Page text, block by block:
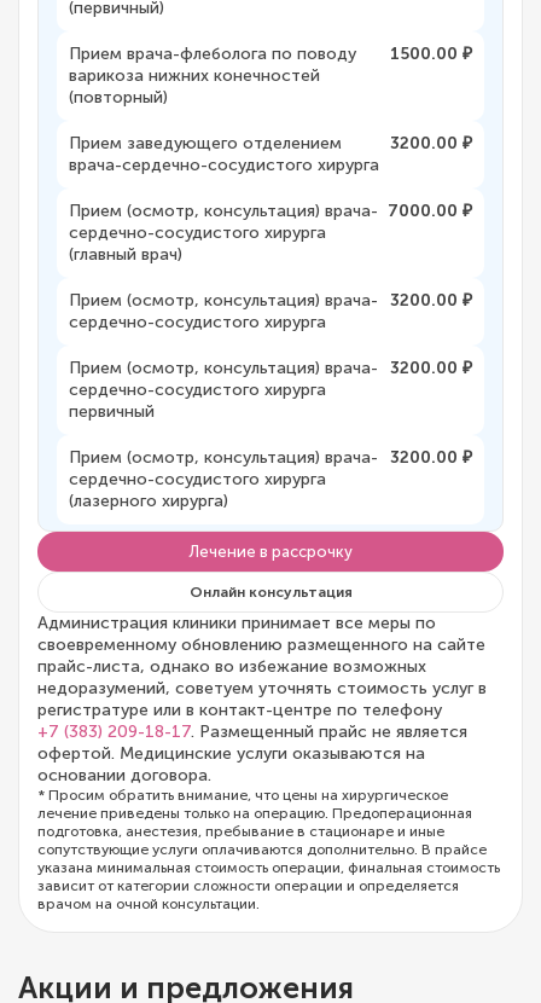
(первичный)
Прием врача-флеболога по поводу
варикоза нижних конечностей
(повторный)
1500.00 ₽
Прием заведующего отделением
врача-сердечно-сосудистого хирурга
3200.00 ₽
Прием (осмотр, консультация) врача-
сердечно-сосудистого хирурга
(главный врач)
7000.00 ₽
Прием (осмотр, консультация) врача-
сердечно-сосудистого хирурга
3200.00 ₽
Прием (осмотр, консультация) врача-
сердечно-сосудистого хирурга
первичный
3200.00 ₽
Прием (осмотр, консультация) врача-
сердечно-сосудистого хирурга
(лазерного хирурга)
3200.00 ₽
Лечение в рассрочку
Онлайн консультация
Администрация клиники принимает все меры по
своевременному обновлению размещенного на сайте
прайс-листа, однако во избежание возможных
недоразумений, советуем уточнять стоимость услуг в
регистратуре или в контакт-центре по телефону
+7 (383) 209-18-17. Размещенный прайс не является
офертой. Медицинские услуги оказываются на
основании договора.
* Просим обратить внимание, что цены на хирургическое
лечение приведены только на операцию. Предоперационная
подготовка, анестезия, пребывание в стационаре и иные
сопутствующие услуги оплачиваются дополнительно. В прайсе
указана минимальная стоимость операции, финальная стоимость
зависит от категории сложности операции и определяется
врачом на очной консультации.
Акции и предложения